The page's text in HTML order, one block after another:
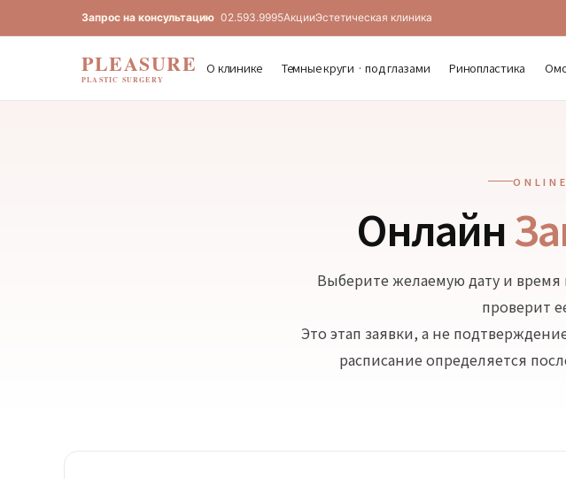
Запрос на консультацию 02.593.9995АкцииЭстетическая клиника
PLEASURE
PLASTIC SURGERY
О клинике Темные круги · под глазами Ринопластика
Онлайн
Выберите желаемую дату и время
проверит
Это этап заявки, а не
расписание определяется